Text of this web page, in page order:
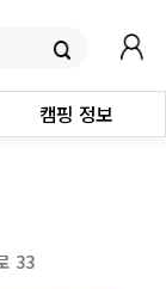
캠핑 정보
33